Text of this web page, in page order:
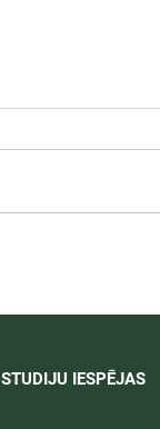
STUDIJU IESPĒJAS